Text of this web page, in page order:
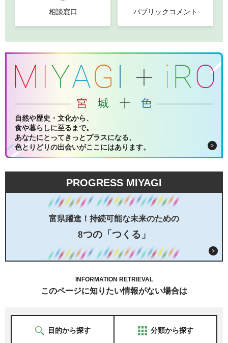
相談窓口 パブリックコメント
自然や歴史・文化から、
食や暮らしに至るまで。
あなたにとってきっとプラスになる、
色とりどりの出会いがここにはあります。
PROGRESS MIYAGI
富県躍進！持続可能な未来のための
8つの「つくる」
INFORMATION RETRIEVAL
このページに知りたい情報がない場合は
目的から探す 分類から探す